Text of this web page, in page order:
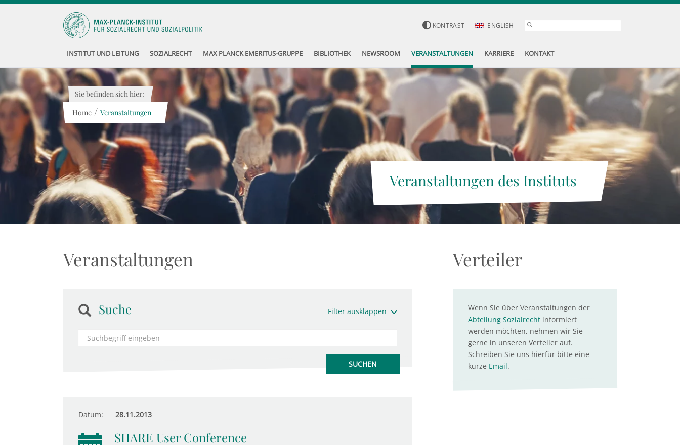
KONTRAST ENGLISH
INSTITUT UND LEITUNG SOZIALRECHT MAX PLANCK EMERITUS-GRUPPE BIBLIOTHEK NEWSROOM VERANSTALTUNGEN KARRIERE KONTAKT
Veranstaltungen des Instituts
Sie befinden sich hier:
Home / Veranstaltungen
Veranstaltungen
Suche Filter ausklappen
Datum: 28.11.2013
SHARE User Conference
Verteiler
Wenn Sie über Veranstaltungen der
Abteilung Sozialrechtinformiert
werden möchten, nehmen wir Sie
gerne in unseren Verteiler auf.
Schreiben Sie uns hierfür bitte eine
kurze Email.